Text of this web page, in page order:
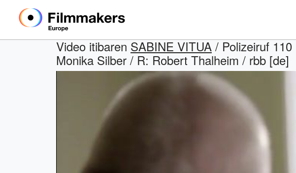
Video itibaren SABINE VITUA / Polizeiruf
Monika Silber / R: Robert Thalheim / rbb [de]